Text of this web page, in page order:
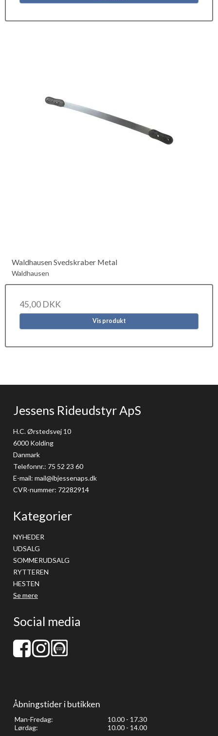
Waldhausen Svedskraber Metal
Waldhausen
45,00 DKK
Vis produkt
Jessens Rideudstyr ApS
H.C. Ørstedsvej 10
6000 Kolding
Danmark
Telefonnr.: 75 52 23 60
E-mail: mail@ibjessenaps.dk
CVR-nummer: 72282914
Kategorier
NYHEDER
UDSALG
SOMMERUDSALG
RYTTEREN
HESTEN
Se mere
Social media
Åbningstider i butikken
Man-Fredag:
10.00 - 17.30
Lørdag:
10.00 - 14.00